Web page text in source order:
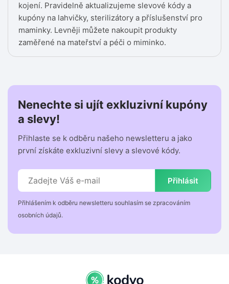
kojení. Pravidelně aktualizujeme slevové kódy a
kupóny na lahvičky, sterilizátory a příslušenství pro
maminky. Levněji můžete nakoupit produkty
zaměřené na mateřství a péči o miminko.
Nenechte si ujít exkluzivní kupóny
a slevy!
Přihlaste se k odběru našeho newsletteru a jako
první získáte exkluzivní slevy a slevové kódy.
Přihlásit
Přihlášením k odběru newsletteru souhlasím se zpracováním
osobních údajů.